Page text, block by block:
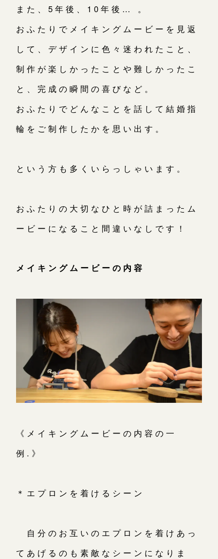
また、5年後、10年後… 。
おふたりでメイキングムービーを見返
して、デザインに色々迷われたこと、
制作が楽しかったことや難しかったこ
と、完成の瞬間の喜びなど。
おふたりでどんなことを話して結婚指
輪をご制作したかを思い出す。
という方も多くいらっしゃいます。
おふたりの大切なひと時が詰まったム
ービーになること間違いなしです！
メイキングムービーの内容
《メイキングムービーの内容の一
例.》
＊エプロンを着けるシーン
自分のお互いのエプロンを着けあっ
てあげるのも素敵なシーンになりま